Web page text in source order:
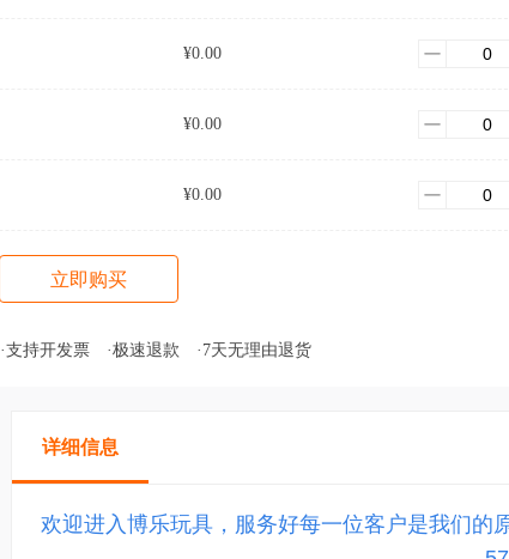
¥0.00
¥0.00
¥0.00
立即购买
·支持开发票 ·极速退款 ·7天无理由退货
详细信息
欢迎进入博乐玩具，服务好每一位客户是我们的